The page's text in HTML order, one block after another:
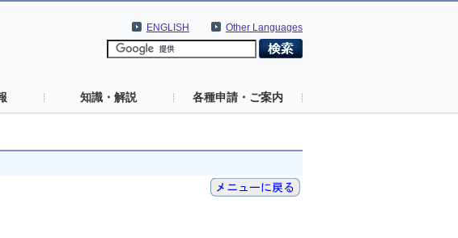
Other Languages
ENGLISH
知識・解説 各種申請・ご案内